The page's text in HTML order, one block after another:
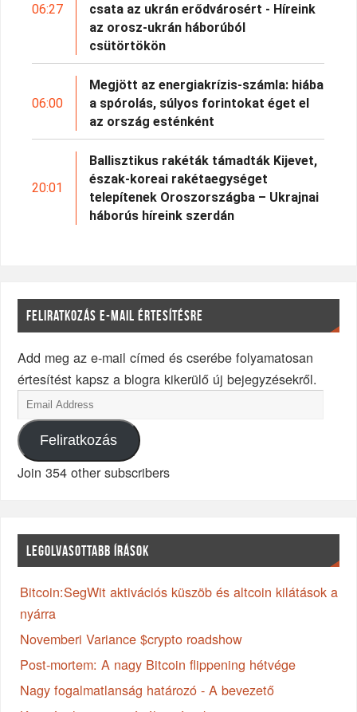
06:27
csata az ukrán erődvárosért - Híreink
az orosz-ukrán háborúból
csütörtökön
06:00
Megjött az energiakrízis-számla: hiába
a spórolás, súlyos forintokat éget el
az ország esténként
20:01
Ballisztikus rakéták támadták Kijevet,
észak-koreai rakétaegységet
telepítenek Oroszországba – Ukrajnai
háborús híreink szerdán
FELIRATKOZÁS E-MAIL ÉRTESÍTÉSRE
Add meg az e-mail címed és cserébe folyamatosan
értesítést kapsz a blogra kikerülő új bejegyzésekről.
Feliratkozás
Join 354 other subscribers
LEGOLVASOTTABB ÍRÁSOK
Bitcoin:SegWit aktivációs küszöb és altcoin kilátások a
nyárra
Novemberi Variance $crypto roadshow
Post-mortem: A nagy Bitcoin flippening hétvége
Nagy fogalmatlanság határozó - A bevezető